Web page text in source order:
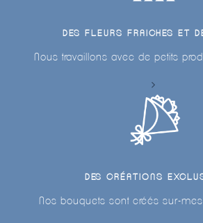
DES FLEURS FRAICHES ET
Nous travaillons avec de petits
DES CRÉATIONS
Nos bouquets sont créés sur-